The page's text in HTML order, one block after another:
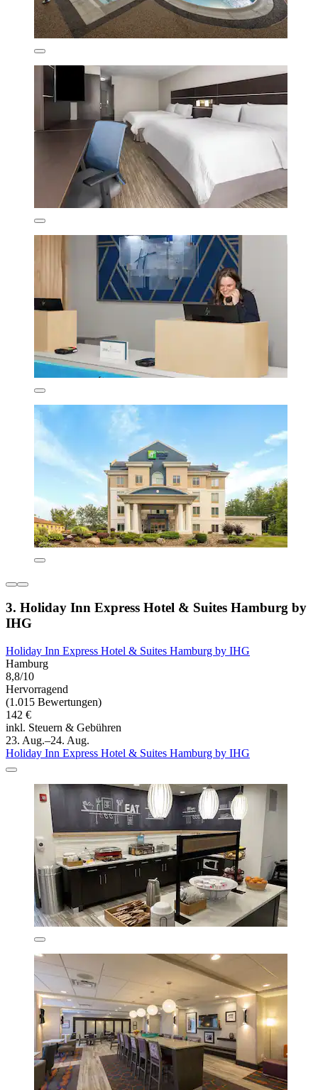
3. Holiday Inn Express Hotel & Suites Hamburg by
IHG
Holiday Inn Express Hotel & Suites Hamburg by IHG
Hamburg
8,8/10
Hervorragend
(1.015 Bewertungen)
142 €
inkl. Steuern & Gebühren
23. Aug.–24. Aug.
Holiday Inn Express Hotel & Suites Hamburg by IHG